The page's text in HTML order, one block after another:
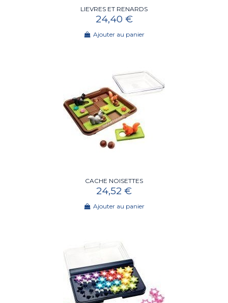
LIEVRES ET RENARDS
24,40 €
Ajouter au panier
CACHE NOISETTES
24,52 €
Ajouter au panier